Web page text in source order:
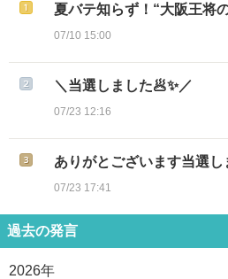
夏バテ知らず！“大阪王将
07/10 15:00
＼当選しました🥟✨／
07/23 12:16
ありがとございます当選し
07/23 17:41
過去の発言
2026年